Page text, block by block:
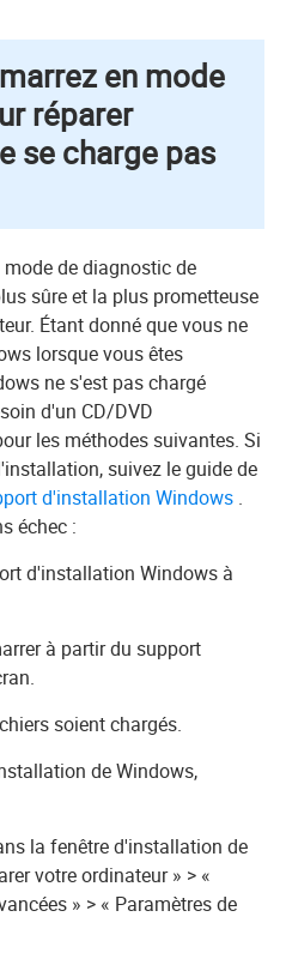
en mode
réparer
se charge pas
de diagnostic de
sûre et la plus prometteuse
Étant donné que vous ne
lorsque vous êtes
ne s'est pas chargé
d'un CD/DVD
les méthodes suivantes. Si
suivez le guide de
d'installation Windows.
échec :
d'installation Windows à
à partir du support
soient chargés.
de Windows,
la fenêtre d'installation de
votre ordinateur » > «
» > « Paramètres de